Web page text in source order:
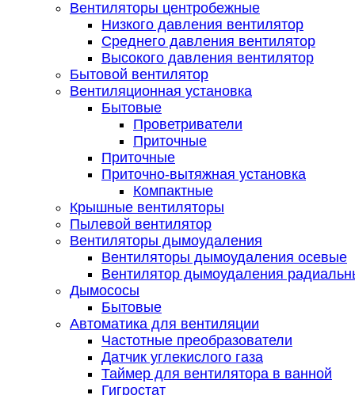
Вентиляторы центробежные
Низкого давления вентилятор
Среднего давления вентилятор
Высокого давления вентилятор
Бытовой вентилятор
Вентиляционная установка
Бытовые
Проветриватели
Приточные
Приточные
Приточно-вытяжная установка
Компактные
Крышные вентиляторы
Пылевой вентилятор
Вентиляторы дымоудаления
Вентиляторы дымоудаления осевые
Вентилятор дымоудаления
Дымососы
Бытовые
Автоматика для вентиляции
Частотные преобразователи
Датчик углекислого газа
Таймер для вентилятора в ванной
Гигростат